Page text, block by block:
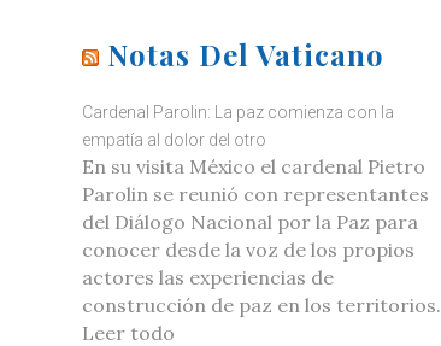
Notas Del Vaticano
Cardenal Parolin: La paz comienza con la
empatía al dolor del otro
En su visita México el cardenal Pietro
Parolin se reunió con representantes
del Diálogo Nacional por la Paz para
conocer desde la voz de los propios
actores las experiencias de
construcción de paz en los territorios.
Leer todo